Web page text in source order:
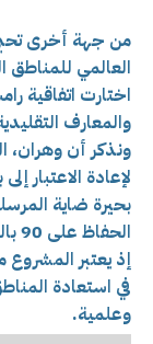
من جهة أخرى
والمعارف
لإعادة الاعتبار
بحيرة ضاية
الحفاظ على 90 بالمائة من طبيعتها.
إذ يعتبر المشروع
في استعادة
وعلمية.